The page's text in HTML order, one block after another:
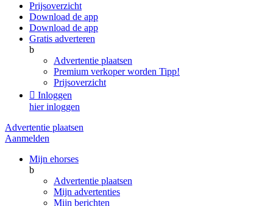
Prijsoverzicht
Download de app
Download de app
Gratis adverteren
b
Advertentie plaatsen
Premium verkoper worden Tipp!
Prijsoverzicht
 Inloggen
hier inloggen
Advertentie plaatsen
Aanmelden
Mijn ehorses
b
Advertentie plaatsen
Mijn advertenties
Mijn berichten